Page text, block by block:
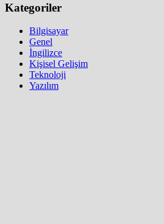
Kategoriler
Bilgisayar
Genel
İngilizce
Kişisel Gelişim
Teknoloji
Yazılım